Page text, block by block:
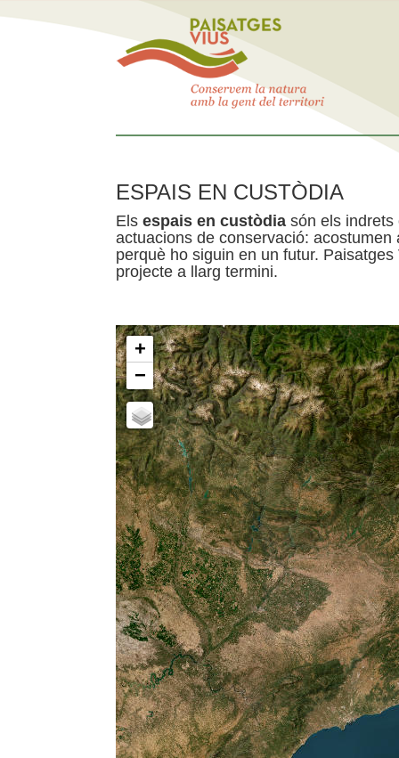
ESPAIS EN CUSTÒDIA
Els espais en custòdia són els indrets
actuacions de conservació:
perquè ho siguin en un futur.
projecte a llarg termini.
+
−